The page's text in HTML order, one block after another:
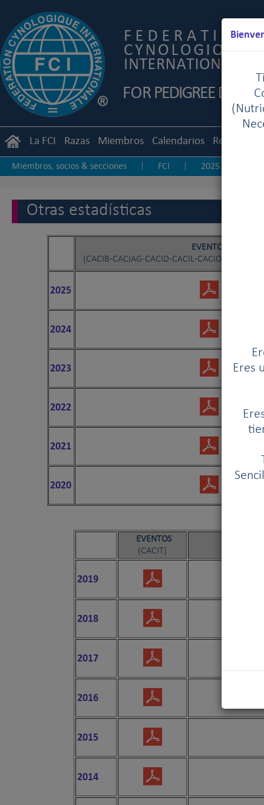
Eres
La FCI Razas Miembros Calendarios
Miembros, socios & secciones FCI 2025
Otras estadísticas
EVENTOS
(CACIB-CACIAG-CACID-CACIL-CACIOB-CACIT-
2025
2024
2023
2022
2021
2020
EVENTOS
(CACIT)
2019
2018
2017
2016
2015
2014